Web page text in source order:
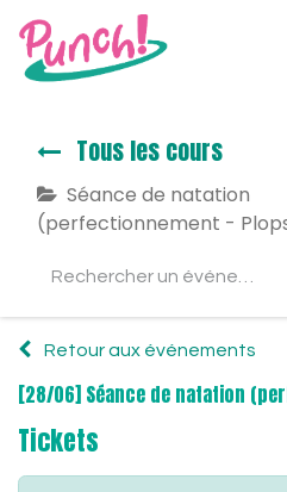
Tous les cours
Séance de natation
(perfectionnement -
Retour aux événements
[28/06] Séance de natation
Tickets